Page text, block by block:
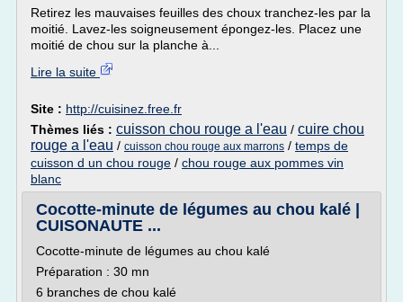
Retirez les mauvaises feuilles des choux tranchez-les par la
moitié. Lavez-les soigneusement épongez-les. Placez une
moitié de chou sur la planche à...
Lire la suite
Site : http://cuisinez.free.fr
Thèmes liés : cuisson chou rouge a l'eau / cuire chou
rouge a l'eau / cuisson chou rouge aux marrons / temps de
cuisson d un chou rouge / chou rouge aux pommes vin
blanc
Cocotte-minute de légumes au chou kalé |
CUISONAUTE ...
Cocotte-minute de légumes au chou kalé
Préparation : 30 mn
6 branches de chou kalé